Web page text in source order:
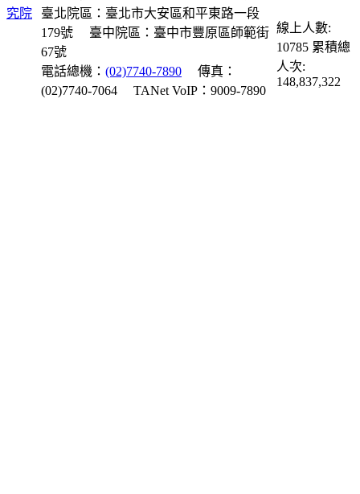
臺北院區：臺北市大安區和平東路一段
179號
臺中院區：臺中市豐原區師範街
67號
電話總機：(02)7740-7890
傳真：
(02)7740-7064
TANet VoIP：9009-7890
線上人數:
10785 累積總
人次:
148,837,322